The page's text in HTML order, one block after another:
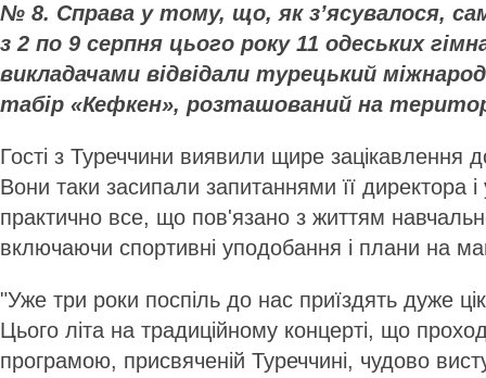
№ 8. Справа у тому, що, як з’ясувалося,
з 2 по 9 серпня цього року 11 одеських
викладачами відвідали турецький
табір «Кефкен», розташований на
Гості з Туреччини виявили щире зацікавлення
Вони таки засипали запитаннями її директора і
практично все, що пов'язано з життям
включаючи спортивні уподобання і плани на
"Уже три роки поспіль до нас приїздять дуже
Цього літа на традиційному концерті, що
програмою, присвяченій Туреччині, чудово